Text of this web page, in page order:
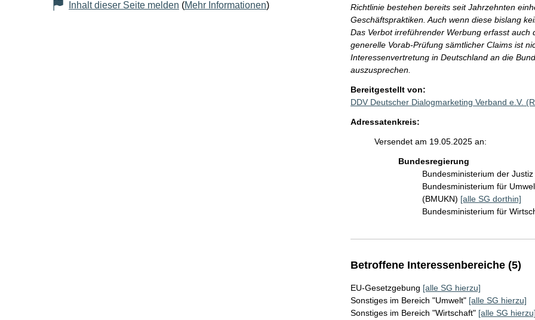
Inhalt dieser Seite melden (Mehr Informationen)
Richtlinie bestehen bereits seit Jahrzehnten
Geschäftspraktiken. Auch wenn diese bislang
Das Verbot irreführender Werbung erfasst
generelle Vorab-Prüfung sämtlicher Claims ist
Interessenvertretung in Deutschland an die
auszusprechen.
Bereitgestellt von:
DDV Deutscher Dialogmarketing Verband e.V.
Adressatenkreis:
Versendet am 19.05.2025 an:
Bundesregierung
Bundesministerium der
Bundesministerium für
(BMUKN) [alle SG dorthin]
Bundesministerium für
Betroffene Interessenbereiche (5)
EU-Gesetzgebung [alle SG hierzu]
Sonstiges im Bereich "Umwelt" [alle SG hierzu]
Sonstiges im Bereich "Wirtschaft" [alle SG